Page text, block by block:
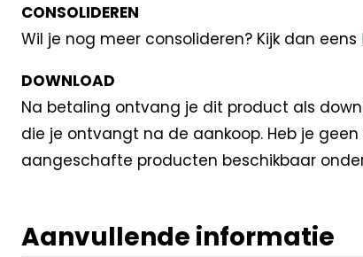
CONSOLIDEREN
Wil je nog meer consolideren? Kijk dan eens
DOWNLOAD
Na betaling ontvang je dit product als
die je ontvangt na de aankoop. Heb je
aangeschafte producten beschikbaar
Aanvullende informatie